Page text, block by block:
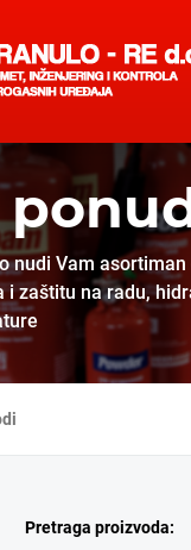
nudi Vam
i zaštitu na radu,
Pretraga proizvoda: